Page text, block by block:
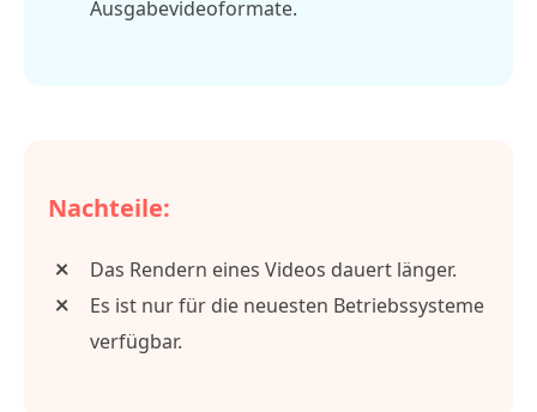
Ausgabevideoformate.
Nachteile:
Das Rendern eines Videos dauert länger.
Es ist nur für die neuesten Betriebssysteme
verfügbar.